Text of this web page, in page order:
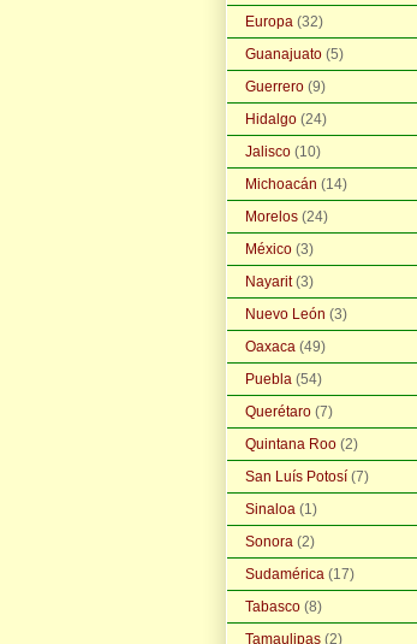
Europa (32)
Guanajuato (5)
Guerrero (9)
Hidalgo (24)
Jalisco (10)
Michoacán (14)
Morelos (24)
México (3)
Nayarit (3)
Nuevo León (3)
Oaxaca (49)
Puebla (54)
Querétaro (7)
Quintana Roo (2)
San Luís Potosí (7)
Sinaloa (1)
Sonora (2)
Sudamérica (17)
Tabasco (8)
Tamaulipas (2)